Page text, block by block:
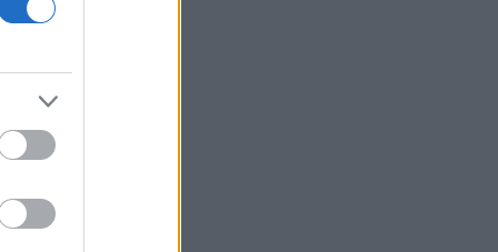
ΕΛ.Α.Σ: «Η απροκάλυπτη ώσμωση
Δικαστικό μπλόκο στην αίθουσα χορού
του Τραμπ στο Λευκό Οίκο
Μπάρκιν (Fed): «Τα στοιχεία για την
Καταβλήθηκαν 33,58 εκατ. ευρώ σε